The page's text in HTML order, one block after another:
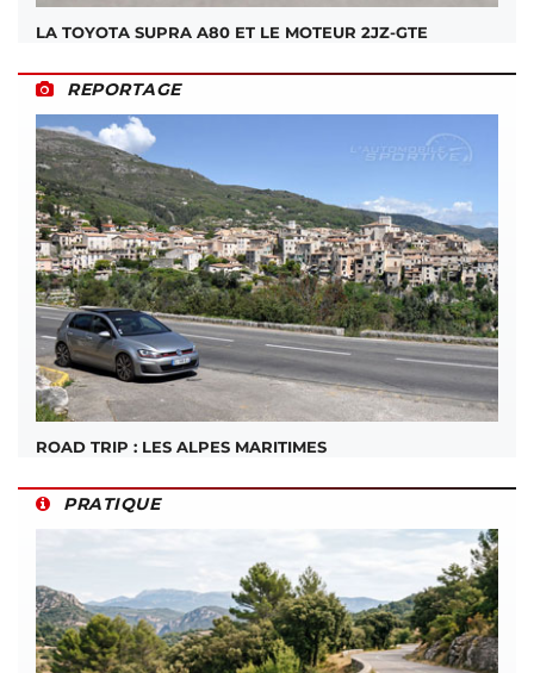
LA TOYOTA SUPRA A80 ET LE MOTEUR 2JZ-GTE
REPORTAGE
ROAD TRIP : LES ALPES MARITIMES
PRATIQUE